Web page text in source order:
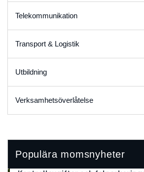
Telekommunikation
Transport & Logistik
Utbildning
Verksamhetsöverlåtelse
Populära momsnyheter